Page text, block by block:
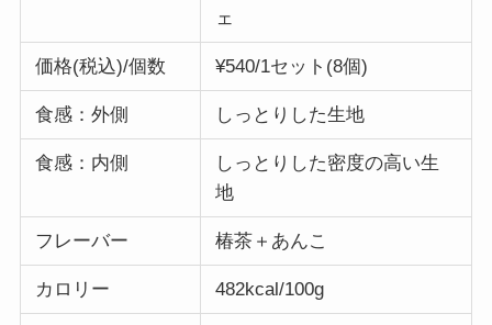
ェ
価格(税込)/個数 ¥540/1セット(8個)
食感：外側 しっとりした生地
食感：内側
しっとりした密度の高い生
地
フレーバー 椿茶＋あんこ
カロリー 482kcal/100g